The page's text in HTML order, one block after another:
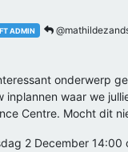
ADMIN
onderwerp
inplannen waar we
Centre. Mocht dit
2 December